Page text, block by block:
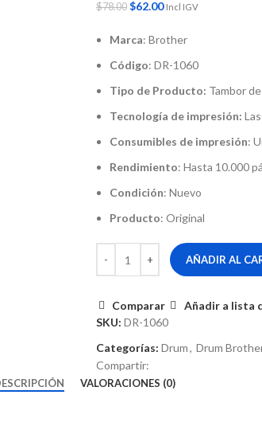
$78.00 $62.00 Incl IGV
Marca: Brother
Código: DR-1060
Tipo de Producto: Tambor
Tecnología de impresión:
Consumibles de impresión:
Rendimiento: Hasta 10.000
Condición: Nuevo
Producto: Original
AÑADIR AL
Comparar
Añadir a lista
SKU: DR-1060
Categorías: Drum, Drum
Compartir:
VALORACIONES (0)